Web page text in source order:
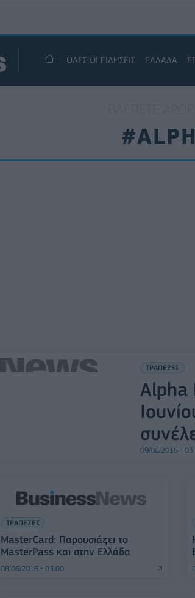
ΟΛΕΣ ΟΙ ΕΙΔΗΣΕΙΣ ΕΛΛΑΔΑ
ΤΡΑΠΕΖΕΣ
Alpha
09/06/2016 -
ΤΡΑΠΕΖΕΣ
MasterCard: Παρουσιάζει το
MasterPass και στην Ελλάδα
08/06/2016 - 03:00